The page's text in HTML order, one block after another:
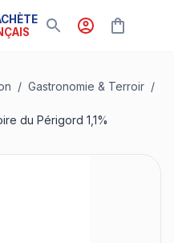
/ Gastronomie & Terroir /
du Périgord 1,1%